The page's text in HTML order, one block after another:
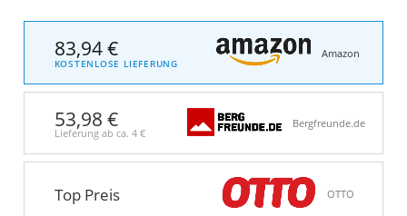
83,94 €
KOSTENLOSE LIEFERUNG
Amazon
53,98 €
Lieferung ab ca. 4 €
Bergfreunde.de
Top Preis OTTO